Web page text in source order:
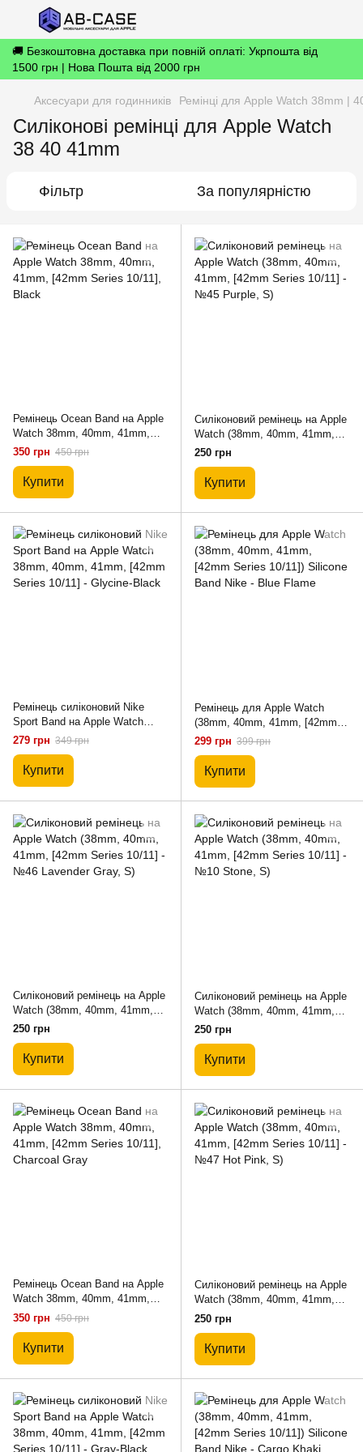
🚚 Безкоштовна доставка при повній оплаті: Укрпошта від
1500 грн | Нова Пошта від 2000 грн
Аксесуари для годинників Ремінці для Apple Watch 38mm |
Силіконові ремінці для Apple Watch
38 40 41mm
Фільтр За популярністю
Ремінець Ocean Band на Apple
Watch 38mm, 40mm, 41mm,
[42mm Series 10/11], Black
350 грн 450 грн
Купити
Силіконовий ремінець на Apple
Watch (38mm, 40mm, 41mm,
[42mm Series 10/11] - №45
250 грн
Купити
Ремінець силіконовий Nike
Sport Band на Apple Watch
38mm, 40mm, 41mm, [42mm
279 грн 349 грн
Купити
Ремінець для Apple Watch
(38mm, 40mm, 41mm, [42mm
Series 10/11]) Silicone Band
299 грн 399 грн
Купити
Силіконовий ремінець на Apple
Watch (38mm, 40mm, 41mm,
[42mm Series 10/11] - №46
250 грн
Купити
Силіконовий ремінець на Apple
Watch (38mm, 40mm, 41mm,
[42mm Series 10/11] - №10
250 грн
Купити
Ремінець Ocean Band на Apple
Watch 38mm, 40mm, 41mm,
[42mm Series 10/11], Charcoal
350 грн 450 грн
Купити
Силіконовий ремінець на Apple
Watch (38mm, 40mm, 41mm,
[42mm Series 10/11] - №47 Hot
Pink, S)
250 грн
Купити